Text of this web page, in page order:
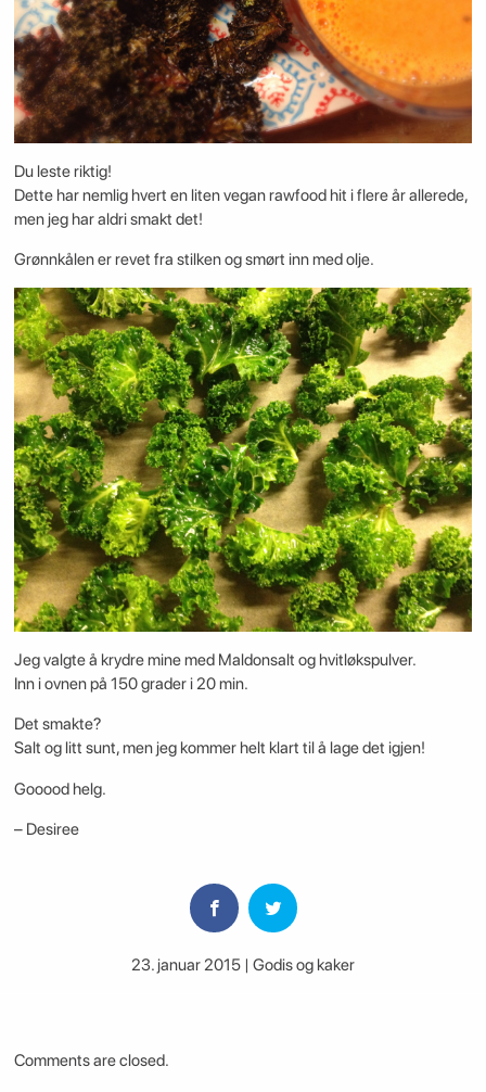
Du leste riktig!
Dette har nemlig hvert en liten vegan rawfood hit i flere år allerede,
men jeg har aldri smakt det!
Grønnkålen er revet fra stilken og smørt inn med olje.
Jeg valgte å krydre mine med Maldonsalt og hvitløkspulver.
Inn i ovnen på 150 grader i 20 min.
Det smakte?
Salt og litt sunt, men jeg kommer helt klart til å lage det igjen!
Gooood helg.
– Desiree
23. januar 2015 | Godis og kaker
Comments are closed.